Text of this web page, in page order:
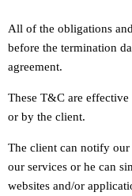
All of the obligations
before the termination
agreement.
These T&C are
or by the client.
The client can notify our
our services or he can
websites and/or